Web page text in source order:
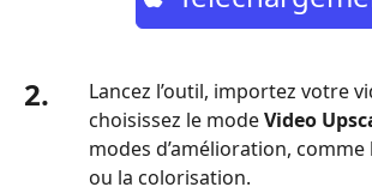
2.
Lancez l’outil, importez votre
choisissez le modeVideo
modes d’amélioration,
ou la colorisation.